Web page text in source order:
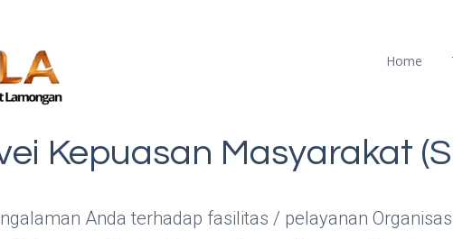
Home
Kepuasan Masyarakat
Anda terhadap fasilitas / pelayanan